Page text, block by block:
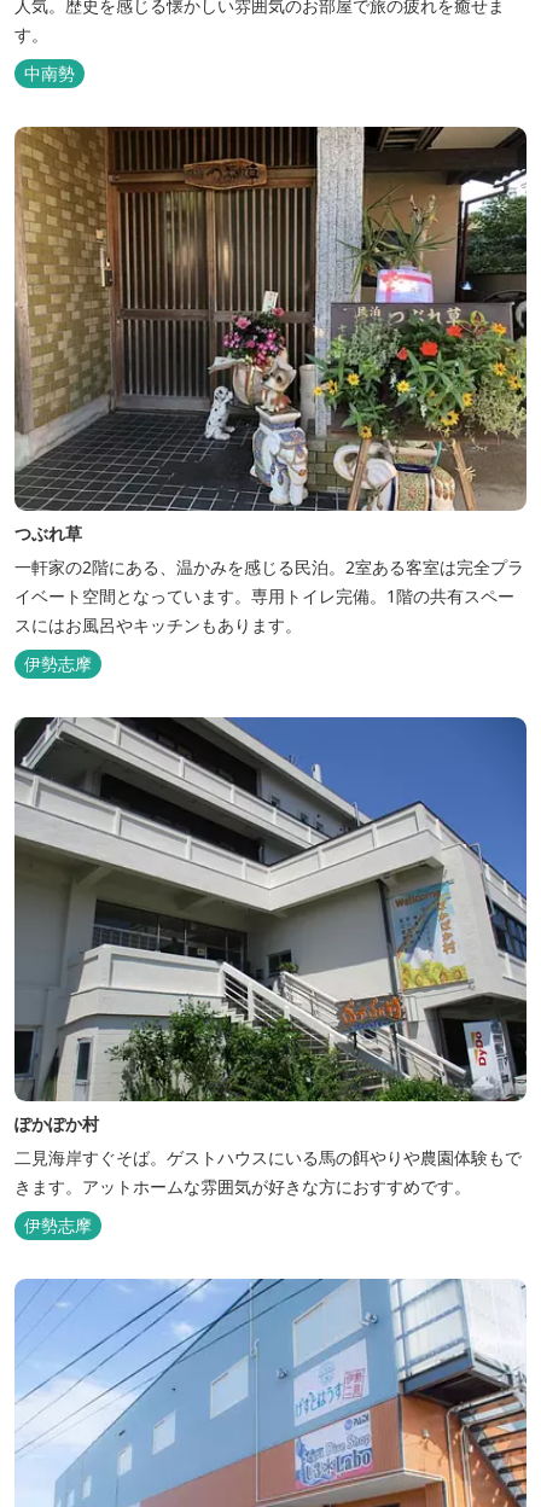
人気。歴史を感じる懐かしい雰囲気のお部屋で旅の疲れを癒せま
す。
中南勢
つぶれ草
一軒家の2階にある、温かみを感じる民泊。2室ある客室は完全プラ
イベート空間となっています。専用トイレ完備。1階の共有スペー
スにはお風呂やキッチンもあります。
伊勢志摩
ぽかぽか村
二見海岸すぐそば。ゲストハウスにいる馬の餌やりや農園体験もで
きます。アットホームな雰囲気が好きな方におすすめです。
伊勢志摩